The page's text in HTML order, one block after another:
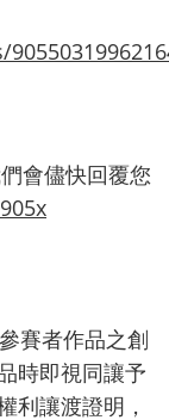
會儘快回覆您
賽者作品之創
時即視同讓予
利讓渡證明，